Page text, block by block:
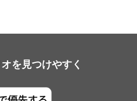
を見つけやすく